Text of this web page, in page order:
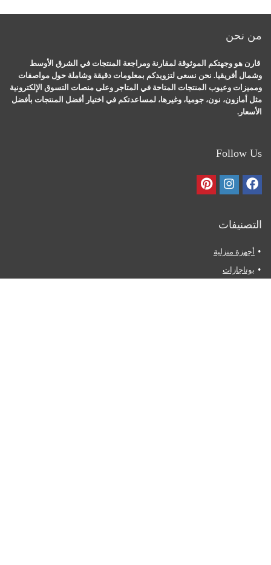
من نحن
قارن هو وجهتكم الموثوقة لمقارنة ومراجعة المنتجات في الشرق الأوسط
وشمال أفريقيا. نحن نسعى لتزويدكم بمعلومات دقيقة وشاملة حول مواصفات
ومميزات وعيوب المنتجات المتاحة في المتاجر وعلى منصات التسوق الإلكترونية
مثل أمازون، نون، جوميا، وغيرها، لمساعدتكم في اختيار أفضل المنتجات بأفضل
الأسعار.
Follow Us
التصنيفات
أجهزة منزلية
بوتاجازات